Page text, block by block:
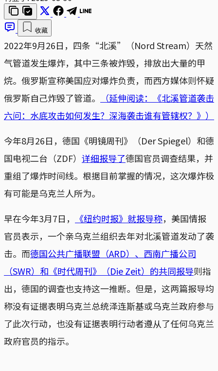
收藏
2022年9月26日，四条“北溪”（Nord Stream）天然
气管道发生爆炸，其中三条被炸毁，排放出大量的甲
烷。俄罗斯宣称美国应对爆炸负责，而西方媒体则怀疑
俄罗斯自己炸毁了管道。
（延伸阅读：《北溪管道袭击
六问：水底攻击如何发生？深海袭击谁有管辖权？》）
今年8月26日，德国《明镜周刊》（Der Spiegel）和德
国电视二台（ZDF） 详细报导了德国官员调查结果，并
重组了爆炸时间线。根据目前掌握的情况，这次爆炸极
有可能是乌克兰人所为。
早在今年3月7日，
《纽约时报》就报导称，美国情报
官员表示，一个亲乌克兰组织去年对北溪管道发动了袭
击。而德国公共广播联盟（ARD）、西南广播公司
（SWR）和《时代周刊》（Die Zeit）的共同报导则指
出，德国的调查也支持这一推断。但是，这两篇报导均
称没有证据表明乌克兰总统泽连斯基或乌克兰政府参与
了此次行动，也没有证据表明行动者遵从了任何乌克兰
政府官员的指示。